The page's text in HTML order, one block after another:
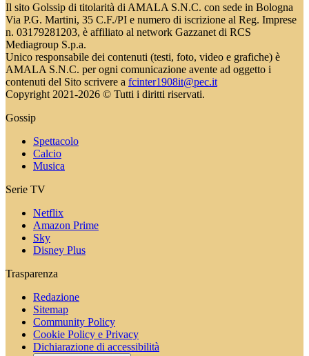
Il sito Golssip di titolarità di AMALA S.N.C. con sede in Bologna
Via P.G. Martini, 35 C.F./PI e numero di iscrizione al Reg. Imprese
n. 03179281203, è affiliato al network Gazzanet di RCS
Mediagroup S.p.a.
Unico responsabile dei contenuti (testi, foto, video e grafiche) è
AMALA S.N.C. per ogni comunicazione avente ad oggetto i
contenuti del Sito scrivere a fcinter1908it@pec.it
Copyright 2021-2026 © Tutti i diritti riservati.
Gossip
Spettacolo
Calcio
Musica
Serie TV
Netflix
Amazon Prime
Sky
Disney Plus
Trasparenza
Redazione
Sitemap
Community Policy
Cookie Policy e Privacy
Dichiarazione di accessibilità